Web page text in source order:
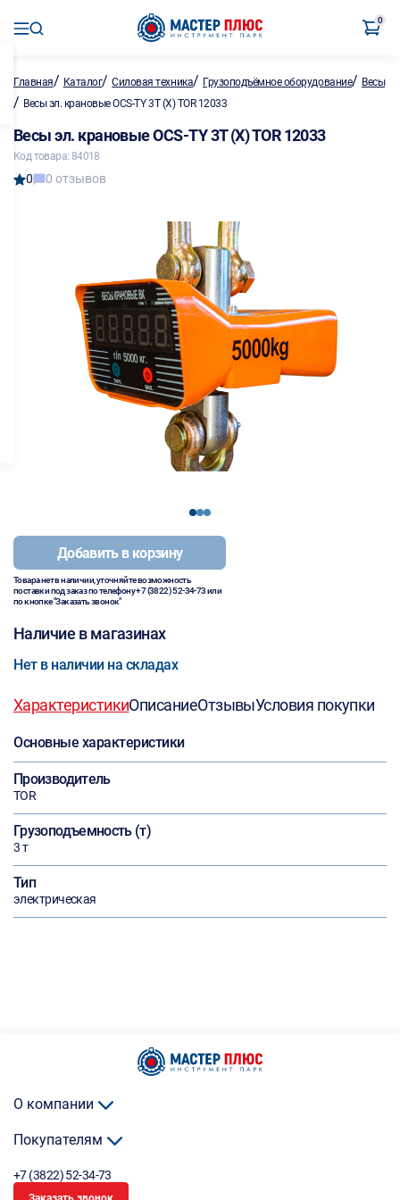
0
Главная/ Каталог/Силовая техника/ Грузоподъёмное оборудование/ Весы
/ Весы эл. крановые OCS-TY 3T (X) TOR 12033
Весы эл. крановые OCS-TY 3T (X) TOR 12033
Код товара: 84018
0 0 отзывов
123
Добавить в корзину
Товара нет в наличии, уточняйте возможность
поставки под заказ по телефону+7 (3822) 52-34-73или
по кнопке "Заказать звонок"
Наличие в магазинах
Нет в наличии на складах
ХарактеристикиОписаниеОтзывыУсловия покупки
Основные характеристики
Производитель
TOR
Грузоподъемность (т)
3 т
Тип
электрическая
О компании
Покупателям
+7 (3822) 52-34-73